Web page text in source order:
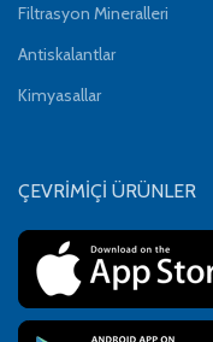
Filtrasyon Mineralleri
Antiskalantlar
Kimyasallar
ÇEVRİMİÇİ ÜRÜNLER